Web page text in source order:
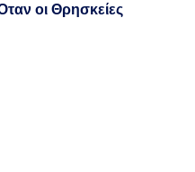
οι Θρησκείες